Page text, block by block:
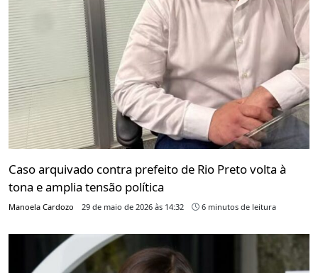
Caso arquivado contra prefeito de Rio Preto volta à
tona e amplia tensão política
Manoela Cardozo 29 de maio de 2026 às 14:32 6 minutos de leitura